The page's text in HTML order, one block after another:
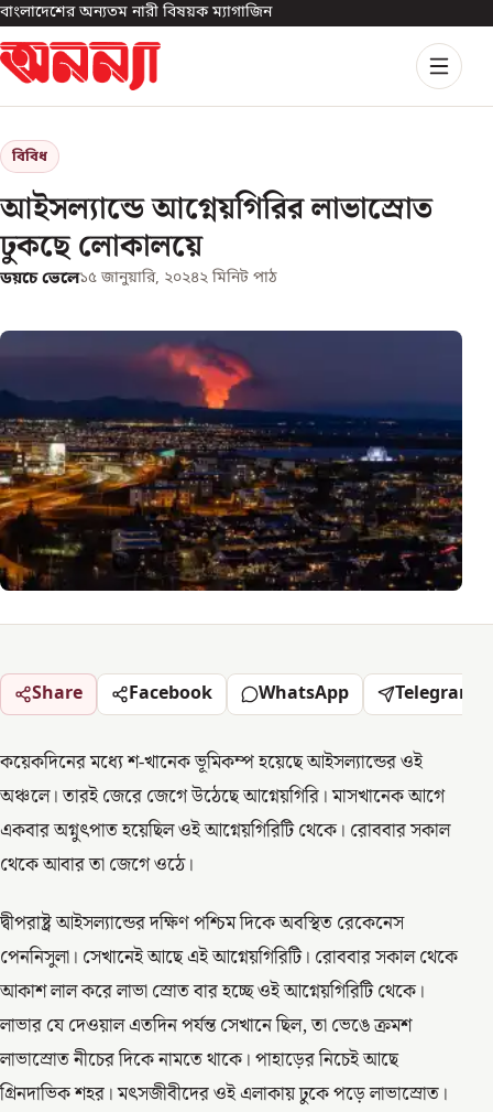
বাংলাদেশের অন্যতম নারী বিষয়ক ম্যাগাজিন
বিবিধ
আইসল্যান্ডে আগ্নেয়গিরির লাভাস্রোত
ঢুকছে লোকালয়ে
ডয়চে ভেলে১৫ জানুয়ারি, ২০২৪২ মিনিট পাঠ
Share Facebook WhatsApp Telegram
কয়েকদিনের মধ্যে শ-খানেক ভূমিকম্প হয়েছে আইসল্যান্ডের ওই
অঞ্চলে। তারই জেরে জেগে উঠেছে আগ্নেয়গিরি। মাসখানেক আগে
একবার অগ্নুৎপাত হয়েছিল ওই আগ্নেয়গিরিটি থেকে। রোববার সকাল
থেকে আবার তা জেগে ওঠে।
দ্বীপরাষ্ট্র আইসল্যান্ডের দক্ষিণ পশ্চিম দিকে অবস্থিত রেকেনেস
পেননিসুলা। সেখানেই আছে এই আগ্নেয়গিরিটি। রোববার সকাল থেকে
আকাশ লাল করে লাভা স্রোত বার হচ্ছে ওই আগ্নেয়গিরিটি থেকে।
লাভার যে দেওয়াল এতদিন পর্যন্ত সেখানে ছিল, তা ভেঙে ক্রমশ
লাভাস্রোত নীচের দিকে নামতে থাকে। পাহাড়ের নিচেই আছে
গ্রিনদাভিক শহর। মৎসজীবীদের ওই এলাকায় ঢুকে পড়ে লাভাস্রোত।